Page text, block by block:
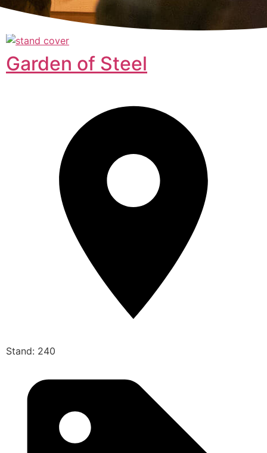
Garden of Steel
Stand: 240